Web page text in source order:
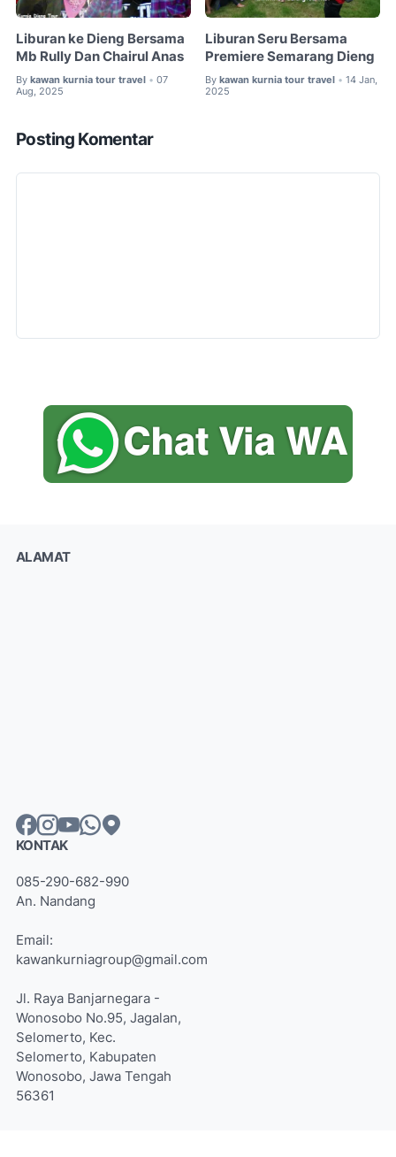
Liburan ke Dieng Bersama
Mb Rully Dan Chairul Anas
By kawan kurnia tour travel • 07
Aug, 2025
Liburan Seru Bersama
Premiere Semarang Dieng
By kawan kurnia tour travel • 14 Jan,
2025
Posting Komentar
ALAMAT
KONTAK
085-290-682-990
An. Nandang
Email:
kawankurniagroup@gmail.com
Jl. Raya Banjarnegara -
Wonosobo No.95, Jagalan,
Selomerto, Kec.
Selomerto, Kabupaten
Wonosobo, Jawa Tengah
56361